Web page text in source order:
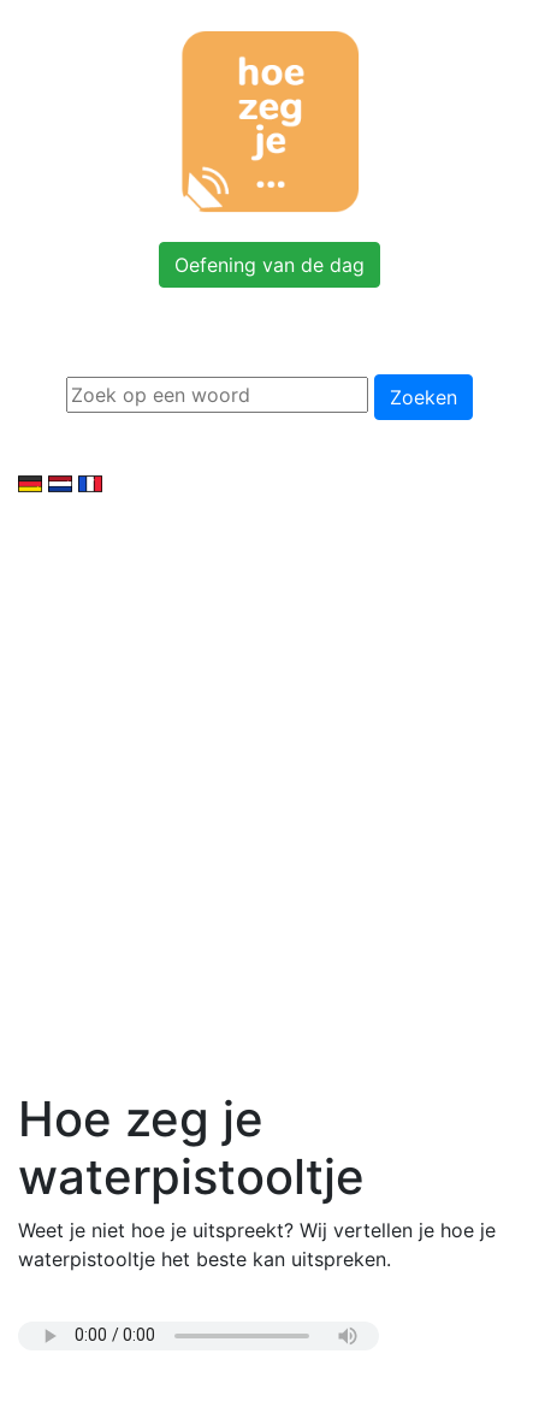
Oefening van de dag
Zoeken
Hoe zeg je
waterpistooltje
Weet je niet hoe je uitspreekt? Wij vertellen je hoe je
waterpistooltje het beste kan uitspreken.